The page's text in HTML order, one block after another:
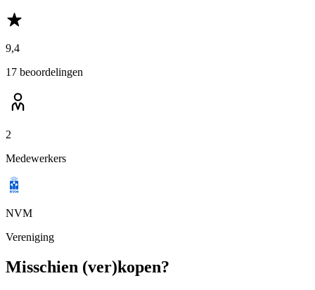
9,4
17 beoordelingen
2
Medewerkers
NVM
Vereniging
Misschien (ver)kopen?